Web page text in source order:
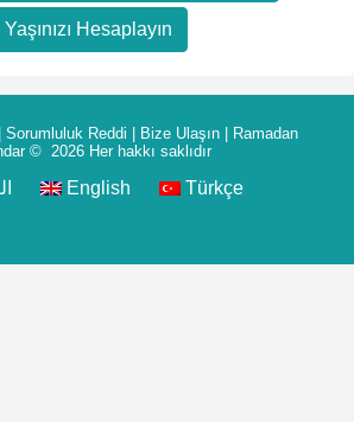
Yaşınızı Hesaplayın
| Sorumluluk Reddi | Bize Ulaşın | Ramadan
© 2026 Her hakkı saklıdır
English Türkçe